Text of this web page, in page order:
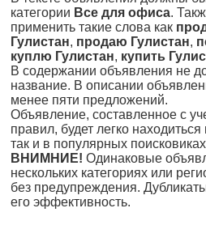
категории Все для офиса.
применить такие слова как
Гулистан, продаю Гулистан,
куплю Гулистан, купить
В содержании объявления не
название. В описании
менее пяти предложений.
Объявление, составленное с
правил, будет легко
так и в популярных
ВНИМНИЕ! Одинаковые
нескольких категориях или
без предупреждения.
его эффективность.